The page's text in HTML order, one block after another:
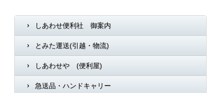
しあわせ便利社 御案内
とみた運送(引越・物流)
しあわせや (便利屋)
急送品・ハンドキャリー